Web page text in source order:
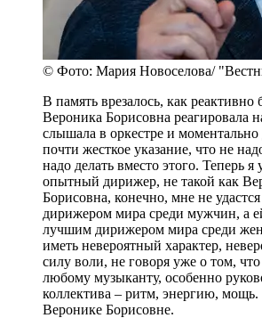
© Фото: Мария Новоселова/
В память врезалось, как реактивно
Вероника Борисовна реагировала
слышала в оркестре и моментально
почти жесткое указание, что не
надо делать вместо этого. Теперь я
опытный дирижер, не такой как
Борисовна, конечно, мне не
дирижером мира среди мужчин, а
лучшим дирижером мира среди
иметь невероятный характер,
силу воли, не говоря уже о том,
любому музыканту, особенно
коллектива – ритм, энергию, мощь.
Веронике Борисовне.